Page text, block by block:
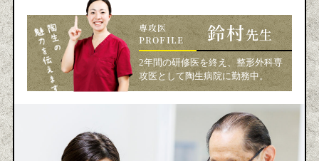
専攻医
PROFILE
鈴村先生
2年間の研修医を終え、整形外科専
攻医として陶生病院に勤務中。